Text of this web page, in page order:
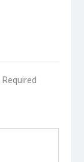
Required